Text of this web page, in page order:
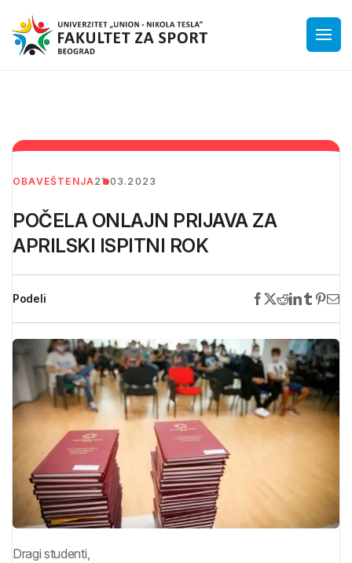
OBAVEŠTENJA21.03.2023
POČELA ONLAJN PRIJAVA ZA
APRILSKI ISPITNI ROK
Podeli
Dragi studenti,